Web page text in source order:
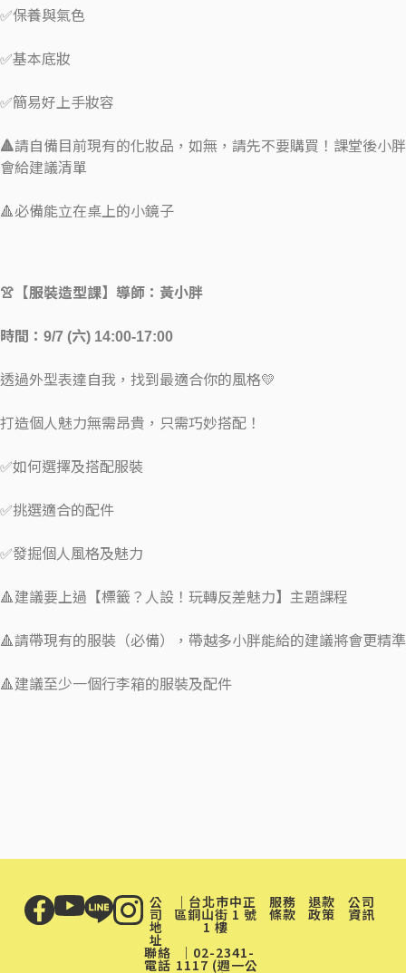
✅保養與氣色
✅基本底妝
✅簡易好上手妝容
🔺請自備目前現有的化妝品，如無，請先不要購買！課堂後小胖
會給建議清單
🔺必備能立在桌上的小鏡子
👚【服裝造型課】導師：黃小胖
時間：9/7 (六) 14:00-17:00
透過外型表達自我，找到最適合你的風格💛
打造個人魅力無需昂貴，只需巧妙搭配！
✅如何選擇及搭配服裝
✅挑選適合的配件
✅發掘個人風格及魅力
🔺建議要上過【標籤？人設！玩轉反差魅力】 主題課程
🔺請帶現有的服裝（必備），帶越多小胖能給的建議將會更精準
🔺建議至少一個行李箱的服裝及配件
服務
條款
退款
政策
公司
資訊
公
司
地
址
｜台北市中正
區銅山街 1 號
1 樓
聯絡
電話
｜02-2341-
1117 (週一公